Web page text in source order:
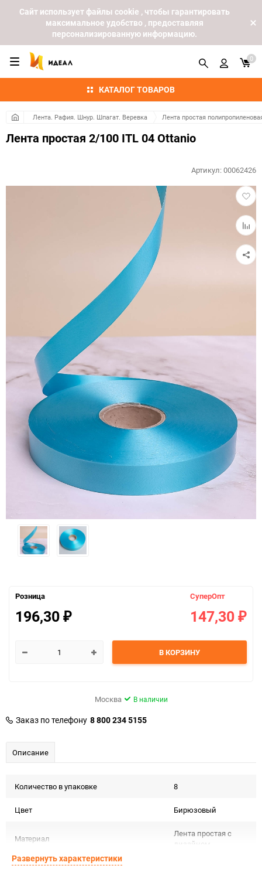
Cайт использует файлы cookie , чтобы гарантировать
максимальное удобство , предоставляя
персонализированную информацию.
КАТАЛОГ ТОВАРОВ
0
Лента. Рафия. Шнур. Шпагат. Веревка Лента простая
Лента простая 2/100 ITL 04 Ottanio
в
к
Артикул:00062426
Розница
196,30 ₽
СуперОпт
147,30 ₽
В КОРЗИНУ
Москва В наличии
Заказ по телефону 8 800 234 5155
Описание
Количество в упаковке 8
Цвет Бирюзовый
Материал
Лента простая с
дизайном
Развернуть характеристики